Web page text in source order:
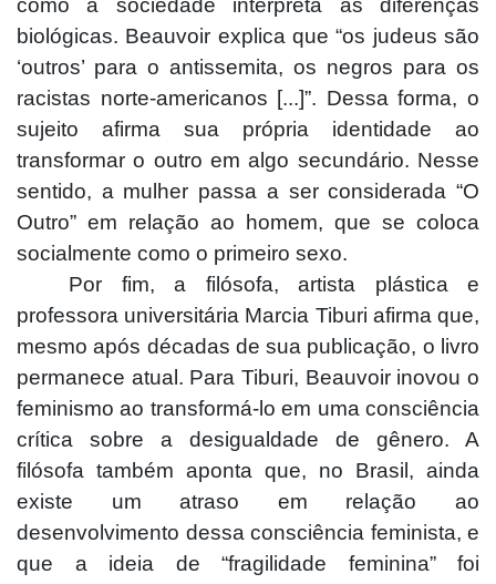
biológicas. Beauvoir explica que “os judeus são
‘outros’ para o antissemita, os negros para os
racistas norte-americanos [...]”. Dessa forma, o
sujeito afirma sua própria identidade ao
transformar o outro em algo secundário. Nesse
sentido, a mulher passa a ser considerada “O
Outro” em relação ao homem, que se coloca
socialmente como o primeiro sexo.
Por fim, a filósofa, artista plástica e
professora universitária Marcia Tiburi afirma que,
mesmo após décadas de sua publicação, o livro
permanece atual. Para Tiburi, Beauvoir inovou o
feminismo ao transformá-lo em uma consciência
crítica sobre a desigualdade de gênero. A
filósofa também aponta que, no Brasil, ainda
existe um atraso em relação ao
desenvolvimento dessa consciência feminista, e
que a ideia de “fragilidade feminina” foi